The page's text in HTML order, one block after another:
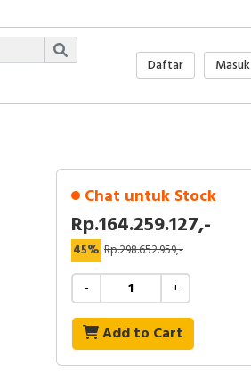
Daftar Masuk
Chat untuk Stock
Rp.164.259.127,-
45% Rp.298.652.959,-
- +
Add to Cart